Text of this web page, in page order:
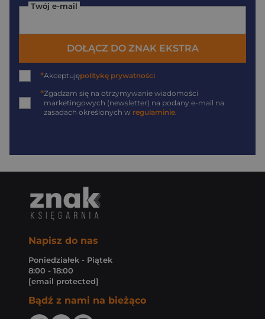
Twój e-mail
DOŁĄCZ DO ZNAK EKSTRA
*Akceptujępolitykę prywatności
*Zgadzam się na otrzymywanie wiadomości
marketingowych (newsletter) na podany e-mail na
zasadach określonych w regulaminie
Napisz do nas
Poniedziałek - Piątek
8:00 - 18:00
[email protected]
Bądź z nami na bieżąco